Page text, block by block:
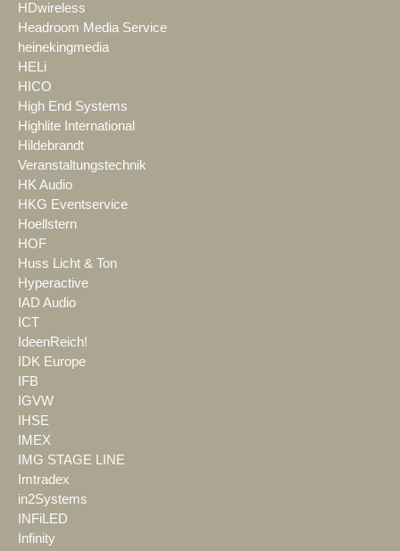
HDwireless
Headroom Media Service
heinekingmedia
HELi
HICO
High End Systems
Highlite International
Hildebrandt
Veranstaltungstechnik
HK Audio
HKG Eventservice
Hoellstern
HOF
Huss Licht & Ton
Hyperactive
IAD Audio
ICT
IdeenReich!
IDK Europe
IFB
IGVW
IHSE
IMEX
IMG STAGE LINE
Imtradex
in2Systems
INFiLED
Infinity